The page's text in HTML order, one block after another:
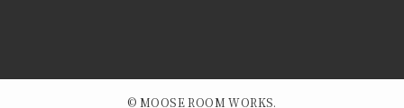
© MOOSE ROOM WORKS.